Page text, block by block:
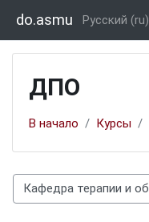
do.asmu Русский ‎(ru)‎
ДПО
В начало Курсы
Категории курсов